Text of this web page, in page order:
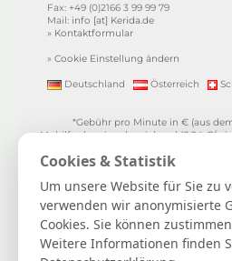
Fax: +49 (0)2166 3 99 99 79
Mail: info [at] Kerida.de
» Kontaktformular
»Cookie Einstellung ändern
Deutschland Österreich
*Gebühr pro Minute in € (aus
Mobilfunkpreise abweichend (0,24 €/
**1.99€/min aus allen
Gratisgepräch in Höhe
15 Gratisminuten zum Kartenlegen
werden
FAQ / Hilfe|AGB |Verträge
Kontakt & Impressum /
Cookies & Statistik
Um unsere Website für Sie zu
verwenden wir anonymisierte
Cookies. Sie können
Weitere Informationen finden